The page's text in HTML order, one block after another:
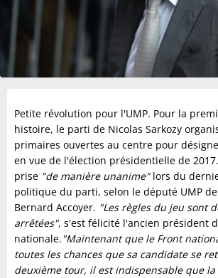
Petite révolution pour l'UMP. Pour la
histoire, le parti de Nicolas Sarkozy
primaires ouvertes au centre pour
en vue de l'élection présidentielle de
prise "de manière unanime"lors du
politique du parti, selon le député UMP
Bernard Accoyer. "Les règles du jeu sont
arrêtées", s'est félicité l'ancien président
nationale."Maintenant que le Front
toutes les chances que sa candidate se
deuxième tour, il est indispensable que